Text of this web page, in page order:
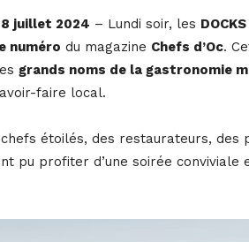
juillet 2024 – Lundi soir, les
numéro du magazine Chefs d’Oc.
grands noms de la gastronomie
faire local.
étoilés, des restaurateurs, des
pu profiter d’une soirée conviviale